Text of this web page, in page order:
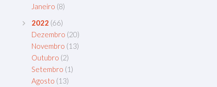
Janeiro (8)
2022 (66)
Dezembro (20)
Novembro (13)
Outubro (2)
Setembro (1)
Agosto (13)